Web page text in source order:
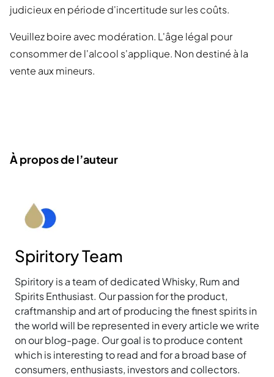
judicieux en période d'incertitude sur les coûts.
Veuillez boire avec modération. L'âge légal pour
consommer de l'alcool s'applique. Non destiné à la
vente aux mineurs.
À propos de l’auteur
Spiritory Team
Spiritory is a team of dedicated Whisky, Rum and
Spirits Enthusiast. Our passion for the product,
craftmanship and art of producing the finest spirits in
the world will be represented in every article we write
on our blog-page. Our goal is to produce content
which is interesting to read and for a broad base of
consumers, enthusiasts, investors and collectors.